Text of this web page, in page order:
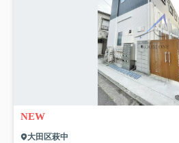
NEW
大田区萩中